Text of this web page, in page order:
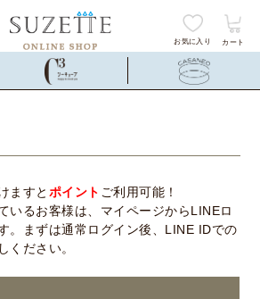
お気に入り カート
ますと ポイント ご利用可能！
いるお客様は、マイページからLINEロ
。まずは通常ログイン後、LINE IDでの
ください。